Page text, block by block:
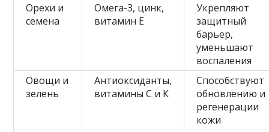
Орехи и
семена
Омега-3, цинк,
витамин Е
Укрепляют
защитный
барьер,
уменьшают
воспаления
Овощи и
зелень
Антиоксиданты,
витамины С и К
Способствуют
обновлению и
регенерации
кожи